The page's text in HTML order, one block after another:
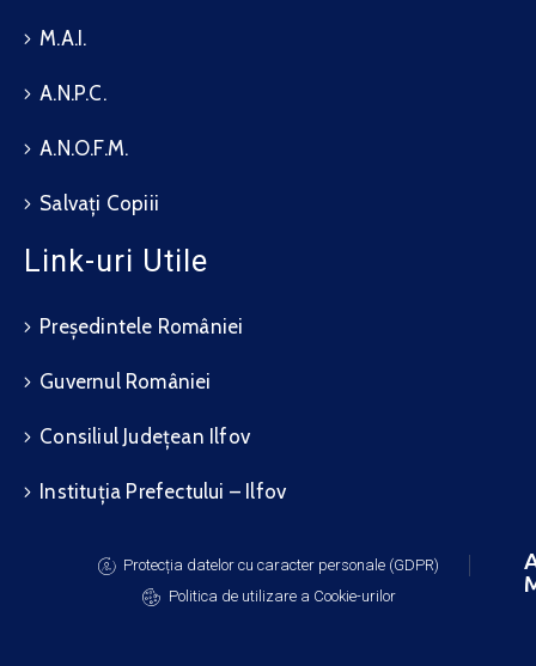
M.A.I.
A.N.P.C.
A.N.O.F.M.
Salvați Copiii
Link-uri Utile
Președintele României
Guvernul României
Consiliul Județean Ilfov
Instituția Prefectului – Ilfov
Protecția datelor cu caracter personale (GDPR)
Politica de utilizare a Cookie-urilor